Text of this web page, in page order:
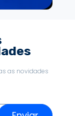
as novidades